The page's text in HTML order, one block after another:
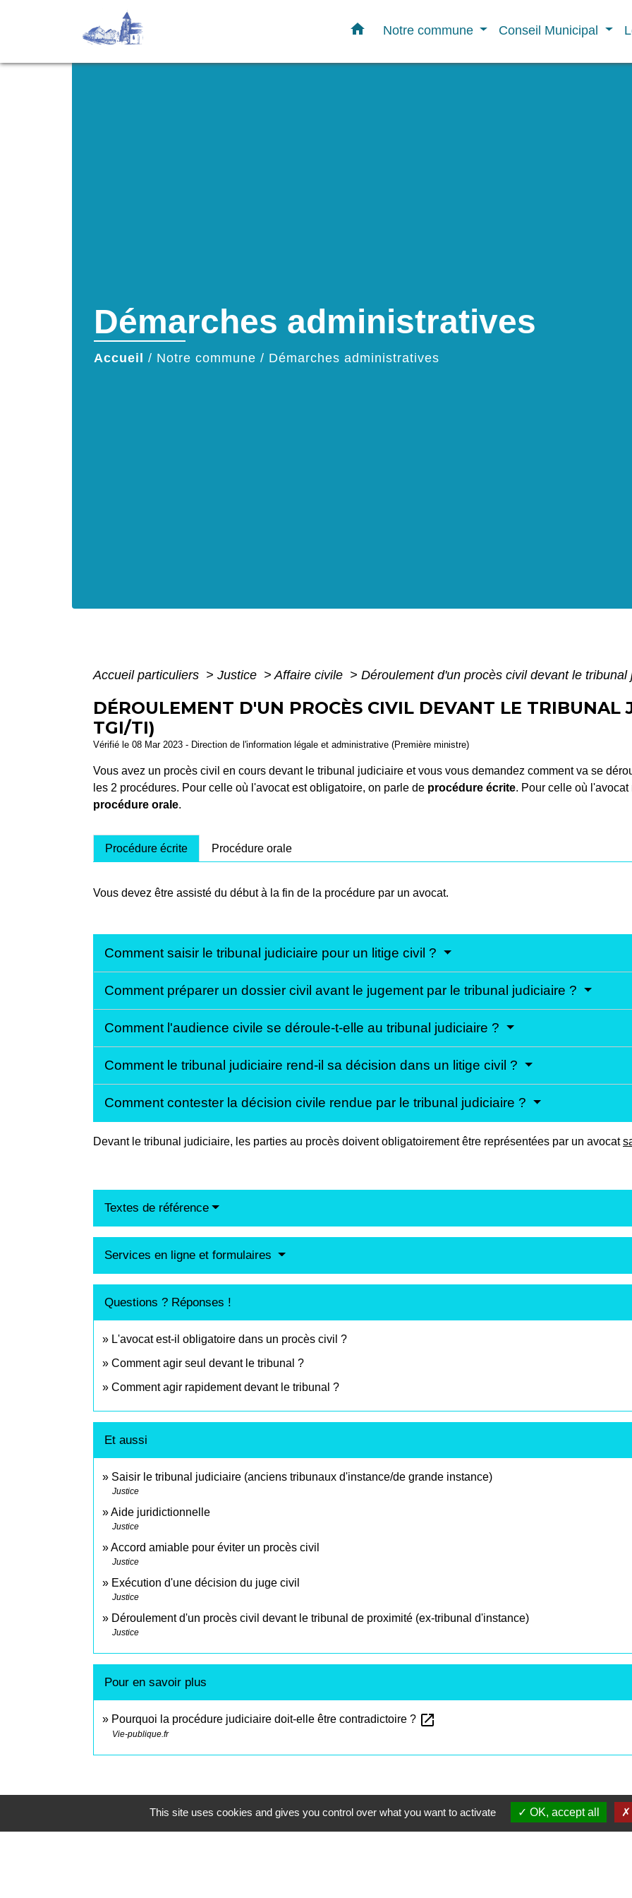
home Notre commune Conseil Municipal
Démarches administratives
Accueil / Notre commune / Démarches administratives
Accueil particuliers > Justice > Affaire civile > Déroulement d'un procès civil devant le
DÉROULEMENT D'UN PROCÈS CIVIL DEVANT LE TRIBUNAL
TGI/TI)
Vérifié le 08 Mar 2023 - Direction de l'information légale et administrative (Première ministre)
Vous avez un procès civil en cours devant le tribunal judiciaire et vous vous demandez comment va se
les 2 procédures. Pour celle où l'avocat est obligatoire, on parle de procédure écrite. Pour celle où
procédure orale.
Procédure écrite Procédure orale
Vous devez être assisté du début à la fin de la procédure par un avocat.
Comment saisir le tribunal judiciaire pour un litige civil ?
Comment préparer un dossier civil avant le jugement par le tribunal judiciaire ?
Comment l'audience civile se déroule-t-elle au tribunal judiciaire ?
Comment le tribunal judiciaire rend-il sa décision dans un litige civil ?
Comment contester la décision civile rendue par le tribunal judiciaire ?
Devant le tribunal judiciaire, les parties au procès doivent obligatoirement être représentées par un avocat
Textes de référence
Services en ligne et formulaires
Questions ? Réponses !
L'avocat est-il obligatoire dans un procès civil ?
Comment agir seul devant le tribunal ?
Comment agir rapidement devant le tribunal ?
Et aussi
Saisir le tribunal judiciaire (anciens tribunaux d'instance/de grande instance)
Justice
Aide juridictionnelle
Justice
Accord amiable pour éviter un procès civil
Justice
Exécution d'une décision du juge civil
Justice
Déroulement d'un procès civil devant le tribunal de proximité (ex-tribunal d'instance)
Justice
Pour en savoir plus
Pourquoi la procédure judiciaire doit-elle être contradictoire ? open_in_new
Vie-publique.fr
This site uses cookies and gives you control over what you want to activate OK, accept all